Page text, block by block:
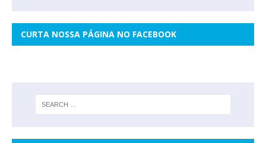
CURTA NOSSA PÁGINA NO FACEBOOK